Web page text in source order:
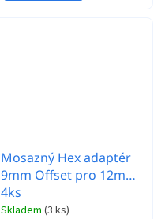
Mosazný Hex adaptér
9mm Offset pro 12mm,
4ks
Skladem (3 ks)